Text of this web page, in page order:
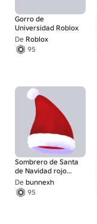
Gorro de
Universidad Roblox
De Roblox
95
Sombrero de Santa
de Navidad rojo
brillante
De bunnexh
95